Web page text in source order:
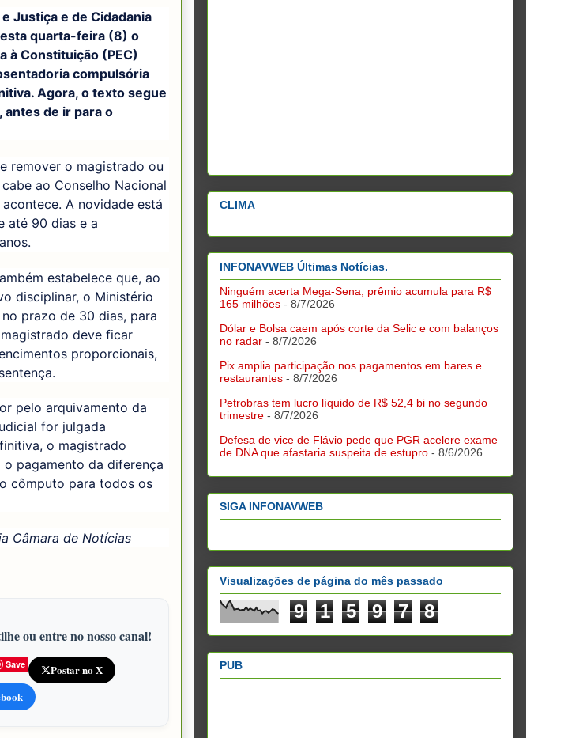
Justiça e de Cidadania
quarta-feira (8) o
à Constituição (PEC)
compulsória
Agora, o texto segue
antes de ir para o
remover o magistrado ou
ao Conselho Nacional
A novidade está
até 90 dias e a
estabelece que, ao
disciplinar, o Ministério
prazo de 30 dias, para
deve ficar
proporcionais,
pelo arquivamento da
for julgada
o magistrado
pagamento da diferença
cômputo para todos os
Câmara de Notícias
ou entre no nosso canal!
Save
Postar no X
CLIMA
INFONAVWEB Últimas Notícias.
Ninguém acerta Mega-Sena; prêmio acumula para R$
165 milhões - 8/7/2026
Dólar e Bolsa caem após corte da Selic e com balanços
no radar - 8/7/2026
Pix amplia participação nos pagamentos em bares e
restaurantes - 8/7/2026
Petrobras tem lucro líquido de R$ 52,4 bi no segundo
trimestre - 8/7/2026
Defesa de vice de Flávio pede que PGR acelere exame
de DNA que afastaria suspeita de estupro - 8/6/2026
SIGA INFONAVWEB
Visualizações de página do mês passado
9 1 5 9 7 8
PUB